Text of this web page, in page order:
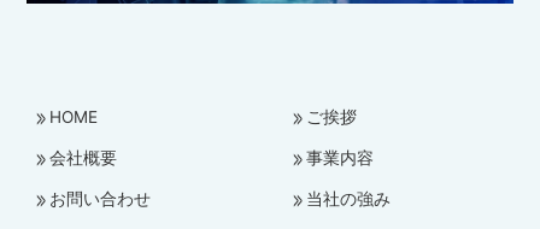
HOME ご挨拶
会社概要 事業内容
お問い合わせ 当社の強み